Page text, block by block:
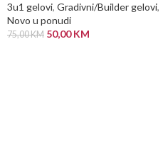
3u1 gelovi, Gradivni/Builder gelovi,
Novo u ponudi
75,00KM 50,00KM